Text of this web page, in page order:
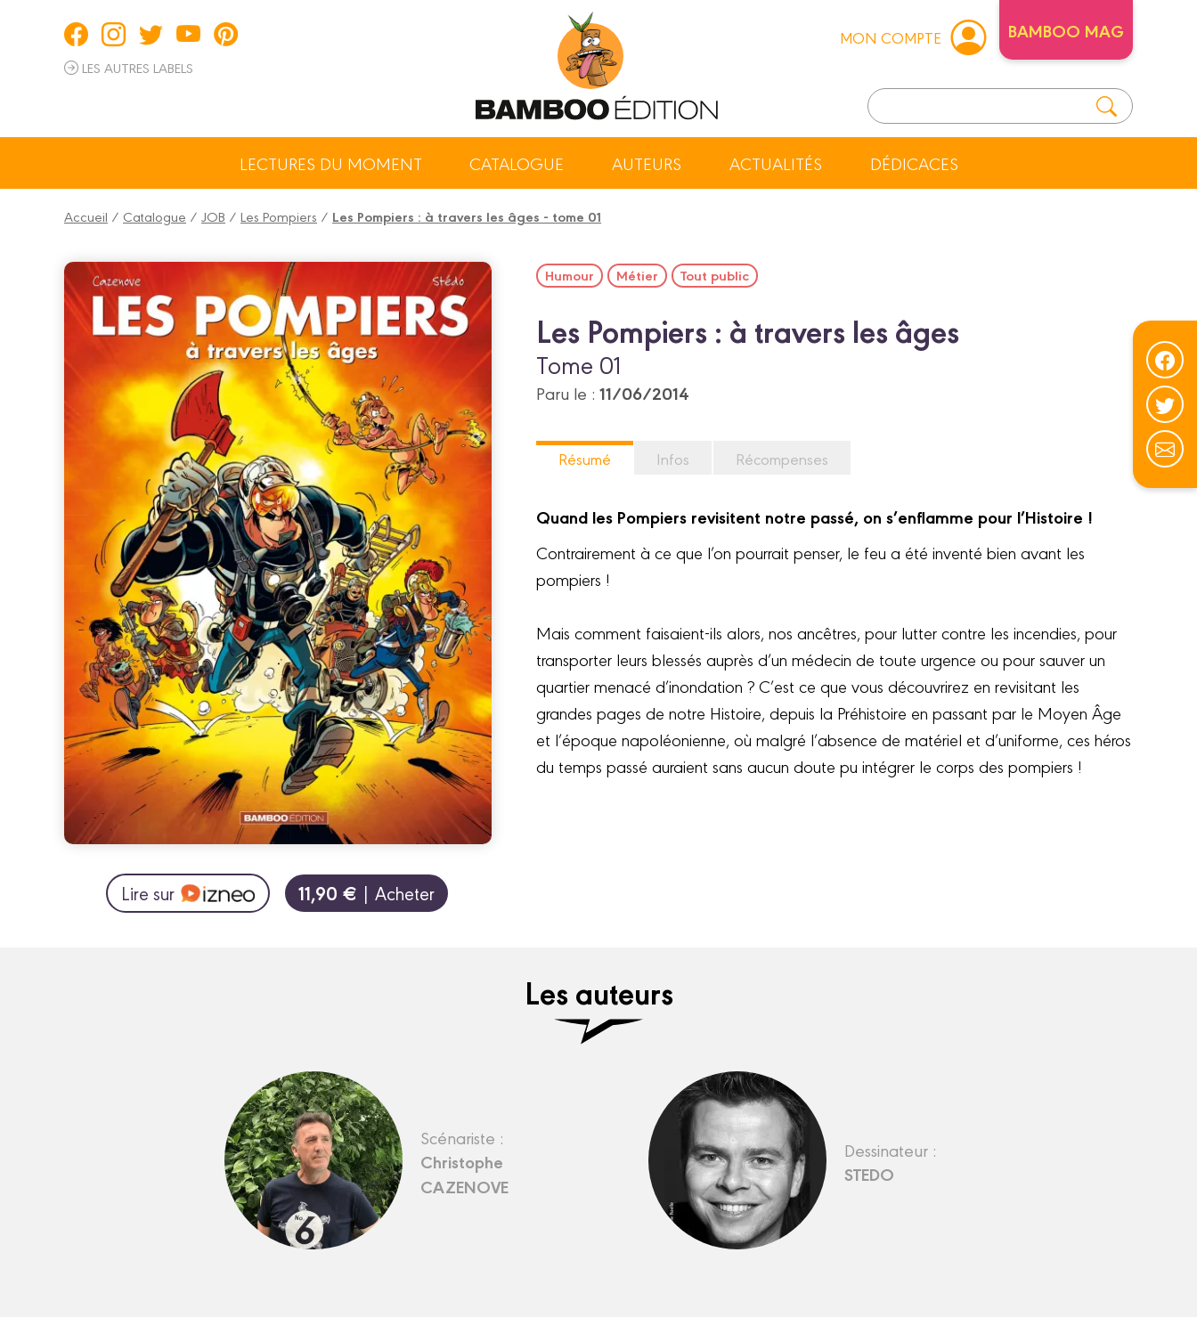
LES AUTRES LABELS
MON COMPTE BAMBOO MAG
LECTURES DU MOMENT CATALOGUE AUTEURS ACTUALITÉS DÉDICACES
Accueil / Catalogue / JOB / Les Pompiers / Les Pompiers : à travers les âges - tome 01
Lire sur 11,90 € | Acheter
Humour Métier Tout public
Les Pompiers : à travers les âges
Tome 01
Paru le : 11/06/2014
Résumé Infos Récompenses
Quand les Pompiers revisitent notre passé, on s’enflamme pour l’Histoire !
Contrairement à ce que l’on pourrait penser, le feu a été inventé bien avant les
pompiers !
Mais comment faisaient-ils alors, nos ancêtres, pour lutter contre les incendies, pour
transporter leurs blessés auprès d’un médecin de toute urgence ou pour sauver un
quartier menacé d’inondation ? C’est ce que vous découvrirez en revisitant les
grandes pages de notre Histoire, depuis la Préhistoire en passant par le Moyen Âge
et l’époque napoléonienne, où malgré l’absence de matériel et d’uniforme, ces héros
du temps passé auraient sans aucun doute pu intégrer le corps des pompiers !
Les auteurs
Scénariste :
Christophe
CAZENOVE
Dessinateur :
STEDO